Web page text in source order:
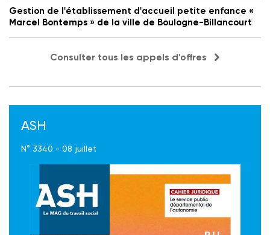
Gestion de l'établissement d'accueil petite enfance «
Marcel Bontemps » de la ville de Boulogne-Billancourt
Consulter tous les appels d'offres
ASH
N° 3340 - 08 juillet